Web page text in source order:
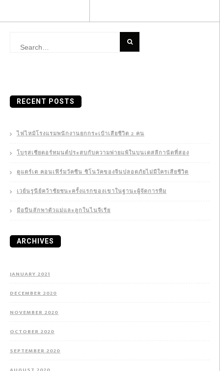
RECENT POSTS
ไฟไหม้โรงแรมพนักงานยกกระเป๋าเสียชีวิต 2 คน
โบรุสเซียดอร์ทมุนด์ประสบกับความพ่ายแพ้ในบุนเดสลีกานัดที่สอง
ดูแตร์เต คอนเฟิร์มวัคซีน ซิโนวัคของจีนปลอดภัยไม่มีใครเสียชีวิต
เวย์นรูนีย์คว้าชัยชนะครั้งแรกของเขาในฐานะผู้จัดการทีม
มือปืนลักพาตัวแม่และลูกในไนจีเรีย
ARCHIVES
JANUARY 2021
DECEMBER 2020
NOVEMBER 2020
OCTOBER 2020
SEPTEMBER 2020